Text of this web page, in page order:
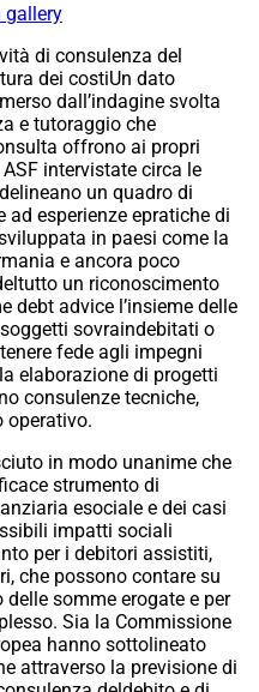
gallery
di consulenza del
dei costiUn dato
dall’indagine svolta
e tutoraggio che
offrono ai propri
intervistate circa le
un quadro di
esperienze epratiche di
in paesi come la
e ancora poco
un riconoscimento
debt advice l’insieme delle
sovraindebitati o
fede agli impegni
elaborazione di progetti
consulenze tecniche,
operativo.
in modo unanime che
strumento di
esociale e dei casi
impatti sociali
per i debitori assistiti,
che possono contare su
somme erogate e per
Sia la Commissione
hanno sottolineato
attraverso la previsione di